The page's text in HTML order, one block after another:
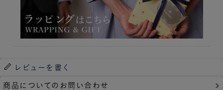
レビューを書く
商品についてのお問い合わせ